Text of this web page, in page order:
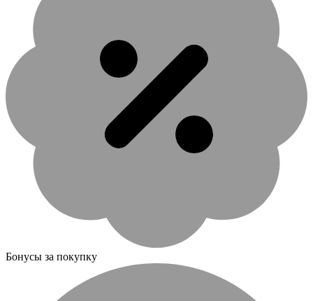
Бонусы за покупку